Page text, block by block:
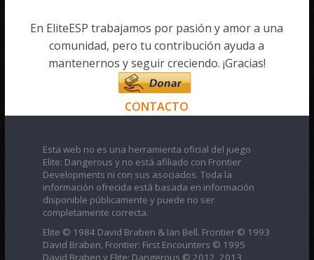
En EliteESP trabajamos por pasión y amor a una
comunidad, pero tu contribución ayuda a
mantenernos y seguir creciendo. ¡Gracias!
CONTACTO
Esta web no es una herramienta oficial del juego
Elite: Dangerous y no está afiliado con Frontier
Developments ni con sus asociados. Toda la
información ofrecida está basada en información
disponible públicamente y puede no ser
completamente correcta.
Elite © 1984 David Braben & Ian Bell. Frontier © 1993
David Braben, Frontier: First Encounters © 1995
David Braben y Elite: Dangerous © 2012, 2013